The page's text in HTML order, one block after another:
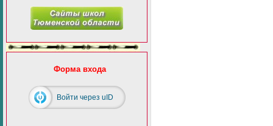
Форма входа
Войти через uID